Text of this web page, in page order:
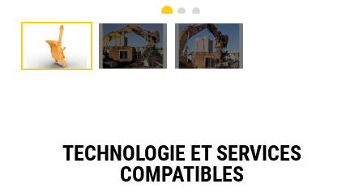
TECHNOLOGIE ET SERVICES
COMPATIBLES